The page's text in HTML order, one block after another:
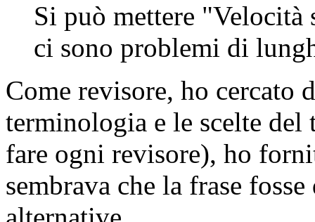
Si può mettere "Velocità
ci sono problemi di
Come revisore, ho cercato
terminologia e le scelte del
fare ogni revisore), ho
sembrava che la frase